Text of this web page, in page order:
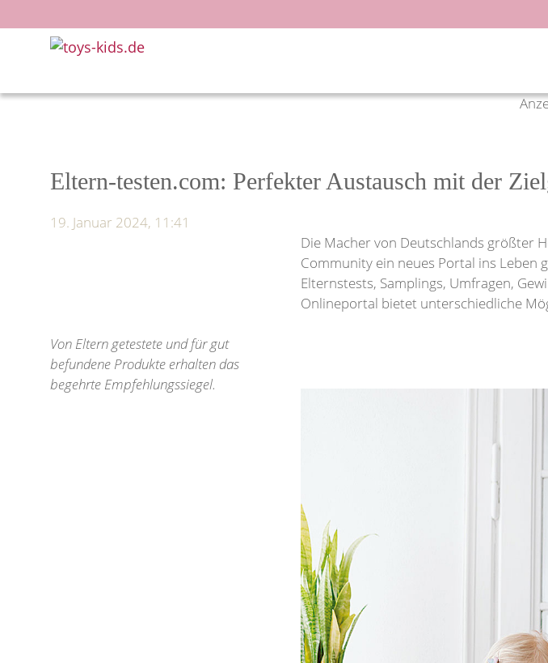
Inhalt
springen
Eltern-testen.com: Perfekter Austausch mit der
19. Januar 2024, 11:41
Von Eltern getestete und für gut
befundene Produkte erhalten das
begehrte Empfehlungssiegel.
Die Macher von Deutschlands größter
Community ein neues Portal ins
Elternstests, Samplings, Umfragen,
Onlineportal bietet unterschiedliche